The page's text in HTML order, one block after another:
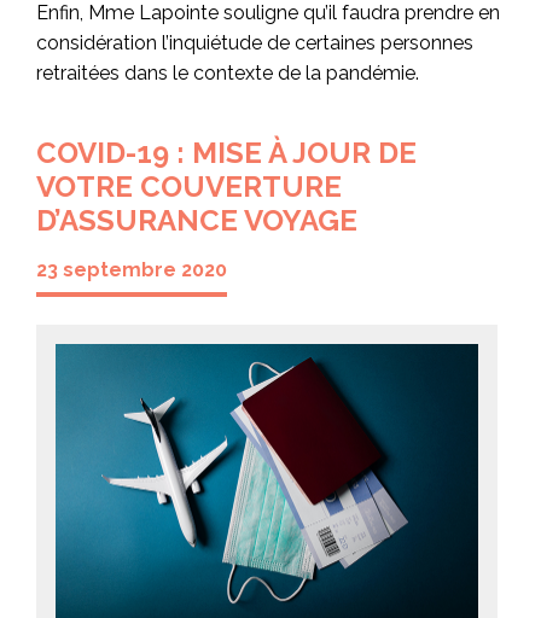
Enfin, Mme Lapointe souligne qu’il faudra prendre en
considération l’inquiétude de certaines personnes
retraitées dans le contexte de la pandémie.
COVID-19 : MISE À JOUR DE
VOTRE COUVERTURE
D’ASSURANCE VOYAGE
23 septembre 2020